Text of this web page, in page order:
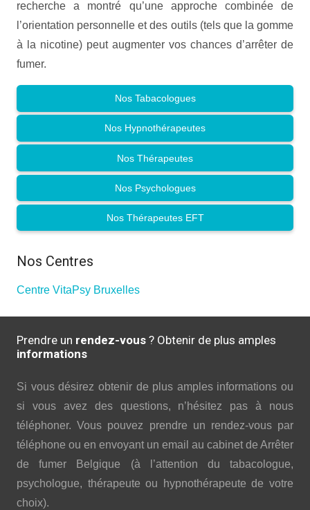
recherche a montré qu’une approche combinée de
l’orientation personnelle et des outils (tels que la gomme
à la nicotine) peut augmenter vos chances d’arrêter de
fumer.
Nos Tabacologues
Nos Hypnothérapeutes
Nos Thérapeutes
Nos Psychologues
Nos Thérapeutes EFT
Nos Centres
Centre VitaPsy Bruxelles
Prendre un rendez-vous ? Obtenir de plus amples
informations
Si vous désirez obtenir de plus amples informations ou
si vous avez des questions, n’hésitez pas à nous
téléphoner. Vous pouvez prendre un rendez-vous par
téléphone ou en envoyant un email au cabinet de Arrêter
de fumer Belgique (à l’attention du tabacologue,
psychologue, thérapeute ou hypnothérapeute de votre
choix).